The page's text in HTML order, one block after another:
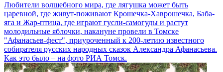
Любители волшебного мира, где лягушка может быть
царевной, где живут-поживают Крошечка-Хаврошечка, Баба-
яга и Жар-птица, где играют гусли-самогуды и растут
молодильные яблочки, накануне провели в Томске
"Афанасьев-фест", приуроченный к 200-летию известного
собирателя русских народных сказок Александра Афанасьева.
Как это было – на фото РИА Томск.